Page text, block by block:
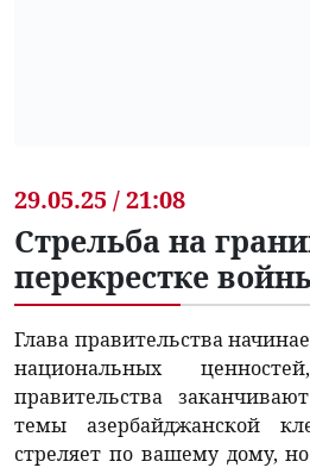
29.05.25 / 21:08
Стрельба на
перекрестке
Глава правительства
национальных
правительства
темы азербайджанской
стреляет по вашему дому,